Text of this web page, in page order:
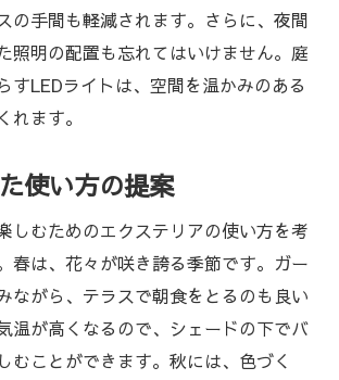
の手間も軽減されます。さらに、夜間
照明の配置も忘れてはいけません。庭
すLEDライトは、空間を温かみのある
れます。
使い方の提案
しむためのエクステリアの使い方を考
春は、花々が咲き誇る季節です。ガー
ながら、テラスで朝食をとるのも良い
温が高くなるので、シェードの下でバ
むことができます。秋には、色づく